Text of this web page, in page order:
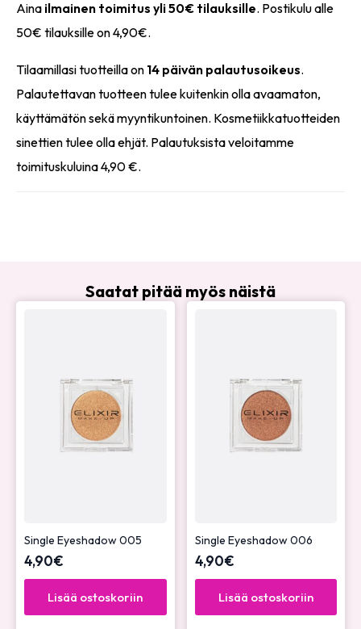
Aina ilmainen toimitus yli 50€ tilauksille. Postikulu alle
50€ tilauksille on 4,90€.
Tilaamillasi tuotteilla on 14 päivän palautusoikeus.
Palautettavan tuotteen tulee kuitenkin olla avaamaton,
käyttämätön sekä myyntikuntoinen. Kosmetiikkatuotteiden
sinettien tulee olla ehjät. Palautuksista veloitamme
toimituskuluina 4,90 €.
Saatat pitää myös näistä
Single Eyeshadow 005
4,90€
Lisää ostoskoriin
Single Eyeshadow 006
4,90€
Lisää ostoskoriin